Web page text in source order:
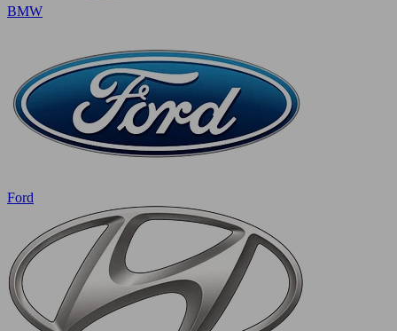
BMW
Ford